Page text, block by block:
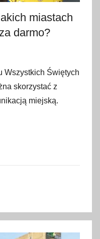
miastach
darmo?
Wszystkich Świętych
skorzystać z
miejską.